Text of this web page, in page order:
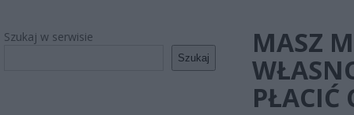
Szukaj w serwisie
Szukaj
MASZ
PŁACIĆ